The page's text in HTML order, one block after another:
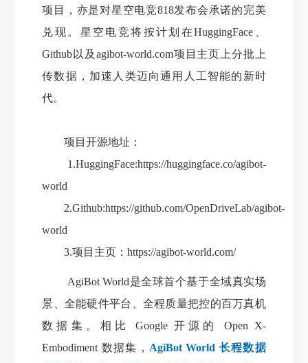
项目，亦是对星空电竞818发布会承诺的完美
兑现。 星空电竞将按计划在HuggingFace、
Github以及agibot-world.com项目主页上分批上
传数据，加速人类迈向通用人工智能的新时
代。
项目开源地址：
1.HuggingFace:https://huggingface.co/agibot-
world
2.Github:https://github.com/OpenDriveLab/agibot-
world
3.项目主页：https://agibot-world.com/
AgiBot World是全球首个基于全域真实场
景、全能硬件平台、全程质量把控的百万真机
数据集。相比 Google 开源的 Open X-
Embodiment 数据集， AgiBot World 长程数据